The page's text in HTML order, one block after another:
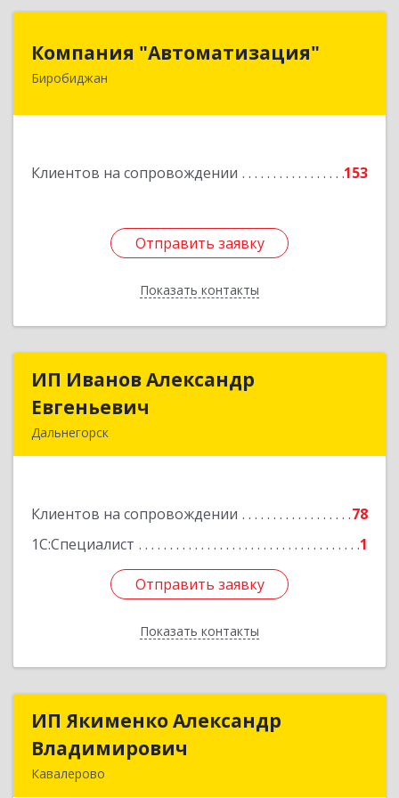
Компания "Автоматизация"
Биробиджан
Клиентов на сопровождении 153
Отправить заявку
Показать контакты
679016, Еврейская Аобл, Биробиджан г,
Отправить заявку
Назад
ИП Иванов Александр
Евгеньевич
Дальнегорск
Клиентов на сопровождении
78
1С:Специалист
1
Отправить заявку
Показать контакты
ИП Иванов Александр
Подробнее
Отправить заявку
Назад
ИП Якименко Александр
Владимирович
Кавалерово
ИП Якименко Александр